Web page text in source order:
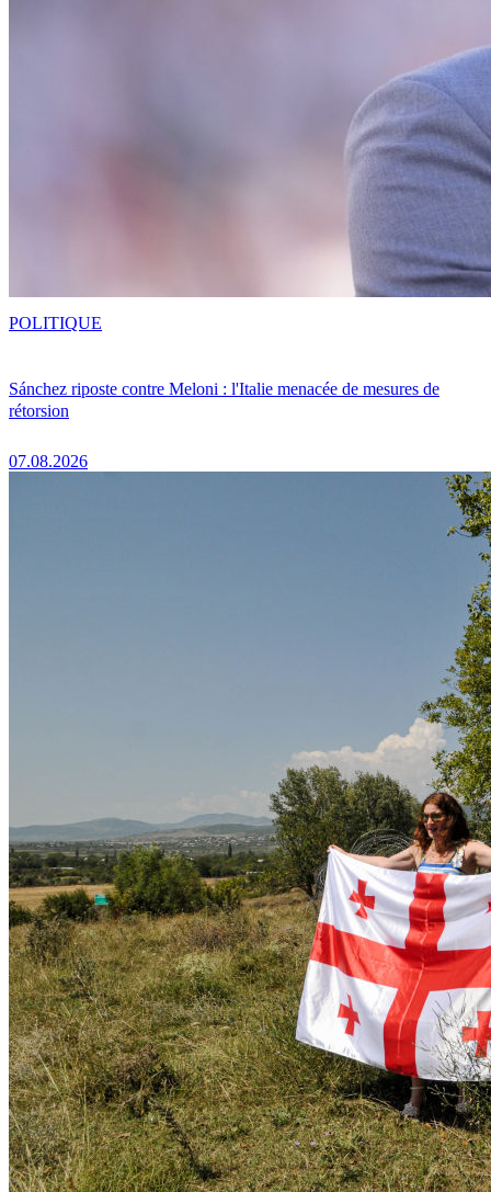
Sánchez riposte contre Meloni : l'Italie menacée de mesures de
rétorsion
07.08.2026
POLITIQUE